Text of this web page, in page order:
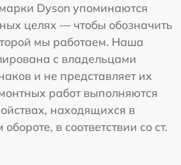
Dyson упоминаются
целях — чтобы обозначить
мы работаем. Наша
с владельцами
и не представляет их
работ выполняются
находящихся в
в соответствии со ст.